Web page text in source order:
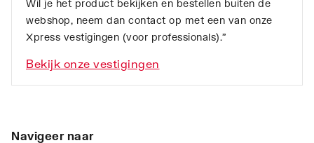
Wil je het product bekijken en bestellen buiten de
webshop, neem dan contact op met een van onze
Xpress vestigingen (voor professionals).”
Bekijk onze vestigingen
Navigeer naar